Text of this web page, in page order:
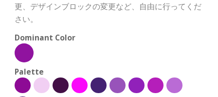
更、デザインブロックの変更など、自由に行ってくだ
さい。
Dominant Color
Palette